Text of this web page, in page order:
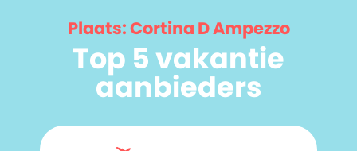
Plaats: Cortina D Ampezzo
Top 5 vakantie
aanbieders